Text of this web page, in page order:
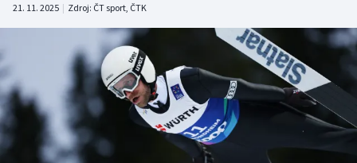
DALŠÍ SPORTY
Americký fotbal
Baseball a softbal
NEPŘEHLÉDNĚTE
Soutěže
21. 11. 2025 | Zdroj: ČT sport, ČTK